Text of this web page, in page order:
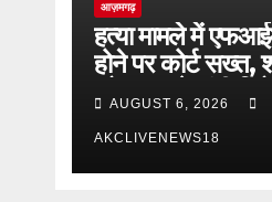
आज़मगढ़
हत्या मामले में
होने पर कोर्ट सख्त,
कोतवाल से मांगी रिपोर्ट
AUGUST 6, 2026
AKCLIVENEWS18